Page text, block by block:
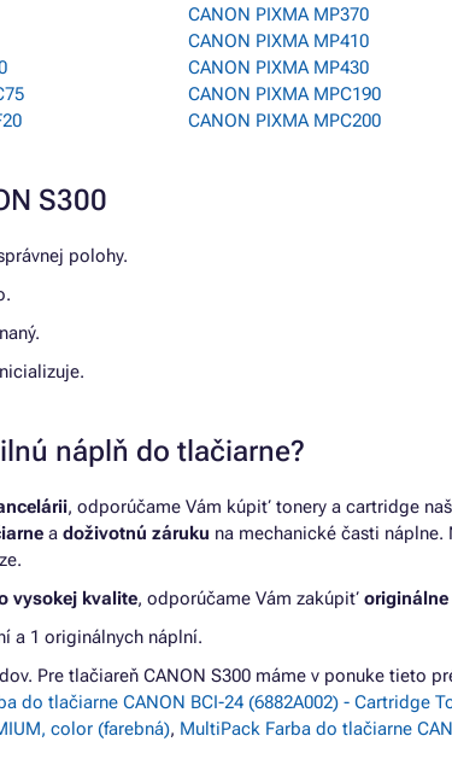
CANON PIXMA MP370
CANON PIXMA MP410
CANON PIXMA MP430
CANON PIXMA MPC190
CANON PIXMA MPC200
S300
polohy.
náplň do tlačiarne?
, odporúčame Vám kúpiť tonery a cartridge
a doživotnú záruku na mechanické časti náplne.
vysokej kvalite, odporúčame Vám zakúpiť
a 1 originálnych náplní.
Pre tlačiareň CANON S300 máme v ponuke tieto
do tlačiarne CANON BCI-24 (6882A002) - Cartridge
color (farebná), MultiPack Farba do tlačiarne